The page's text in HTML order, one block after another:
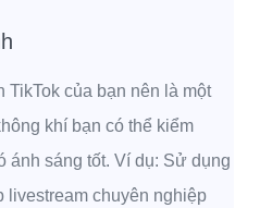
TikTok của bạn nên là một
khí bạn có thể kiểm
ánh sáng tốt. Ví dụ: Sử dụng
livestream chuyên nghiệp